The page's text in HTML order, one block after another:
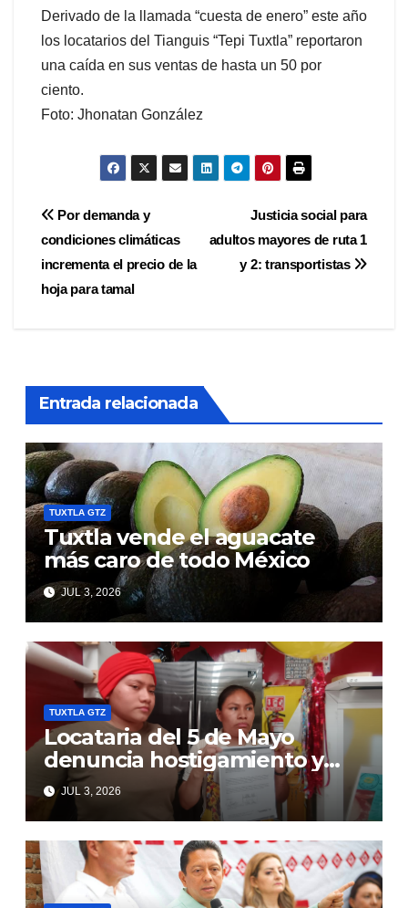
Derivado de la llamada “cuesta de enero” este año
los locatarios del Tianguis “Tepi Tuxtla” reportaron
una caída en sus ventas de hasta un 50 por
ciento.
Foto: Jhonatan González
Navegación
de
entradas
Justicia social para
adultos mayores de ruta 1
y 2: transportistas
Por demanda y
condiciones climáticas
incrementa el precio de la
hoja para tamal
Entrada relacionada
TUXTLA GTZ
Tuxtla vende el aguacate
más caro de todo México
JUL 3, 2026
TUXTLA GTZ
Locataria del 5 de Mayo
denuncia hostigamiento y
amenaza de desalojo
JUL 3, 2026